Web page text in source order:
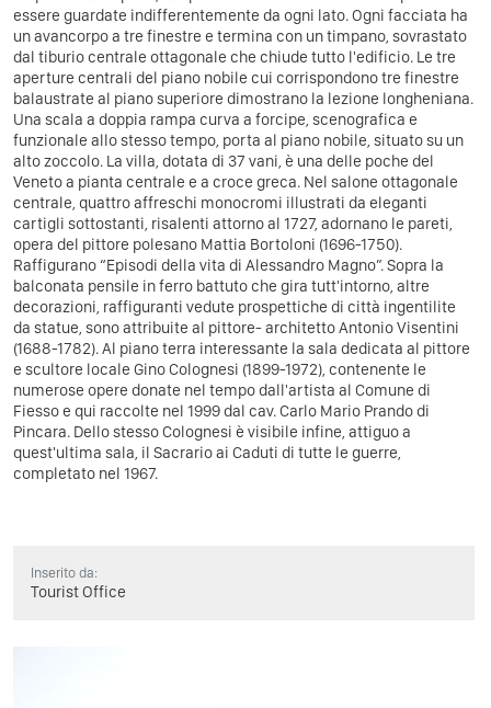
essere guardate indifferentemente da ogni lato. Ogni facciata ha
un avancorpo a tre finestre e termina con un timpano, sovrastato
dal tiburio centrale ottagonale che chiude tutto l'edificio. Le tre
aperture centrali del piano nobile cui corrispondono tre finestre
balaustrate al piano superiore dimostrano la lezione longheniana.
Una scala a doppia rampa curva a forcipe, scenografica e
funzionale allo stesso tempo, porta al piano nobile, situato su un
alto zoccolo. La villa, dotata di 37 vani, è una delle poche del
Veneto a pianta centrale e a croce greca. Nel salone ottagonale
centrale, quattro affreschi monocromi illustrati da eleganti
cartigli sottostanti, risalenti attorno al 1727, adornano le pareti,
opera del pittore polesano Mattia Bortoloni (1696-1750).
Raffigurano “Episodi della vita di Alessandro Magno”. Sopra la
balconata pensile in ferro battuto che gira tutt'intorno, altre
decorazioni, raffiguranti vedute prospettiche di città ingentilite
da statue, sono attribuite al pittore- architetto Antonio Visentini
(1688-1782). Al piano terra interessante la sala dedicata al pittore
e scultore locale Gino Colognesi (1899-1972), contenente le
numerose opere donate nel tempo dall'artista al Comune di
Fiesso e qui raccolte nel 1999 dal cav. Carlo Mario Prando di
Pincara. Dello stesso Colognesi è visibile infine, attiguo a
quest'ultima sala, il Sacrario ai Caduti di tutte le guerre,
completato nel 1967.
Inserito da:
Tourist Office